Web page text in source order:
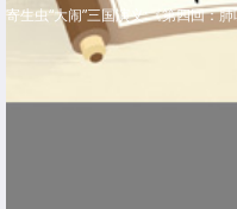
寄生虫“大闹”三国演义:《第四回：